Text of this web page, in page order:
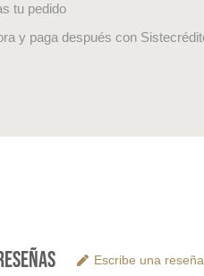
tu pedido
y paga después con
Escribe una reseña